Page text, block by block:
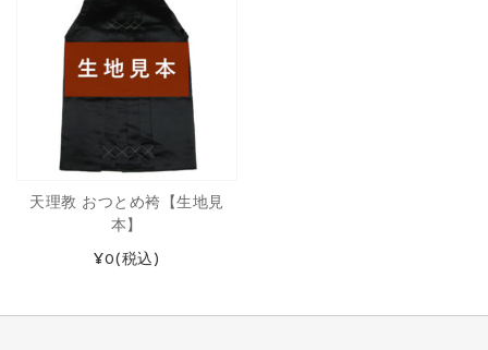
天理教 おつとめ袴【生地見
本】
¥0(税込)